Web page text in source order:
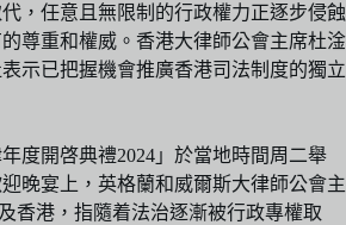
，任意且無限制的行政權力正逐步侵蝕
尊重和權威。香港大律師公會主席杜淦
示已把握機會推廣香港司法制度的獨立
度開啓典禮2024」於當地時間周二舉
晚宴上，英格蘭和威爾斯大律師公會主
香港，指隨着法治逐漸被行政專權取